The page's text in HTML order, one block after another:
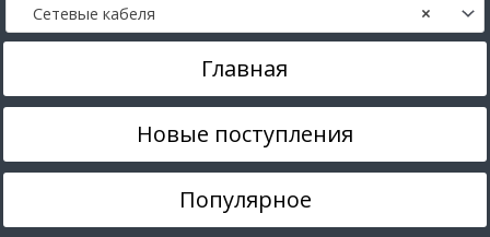
×
Сетевые кабеля
Главная
Новые поступления
Популярное